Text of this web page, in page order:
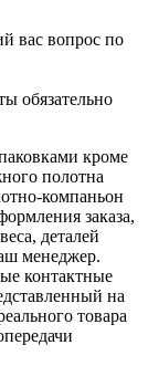
вас вопрос по
обязательно
кроме
полотна
компаньон
заказа,
деталей
менеджер.
контактные
на
товара